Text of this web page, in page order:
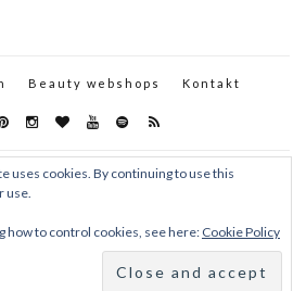
Beauty webshops Kontakt
uses cookies. By continuing to use this
use.
how to control cookies, see here: Cookie Policy